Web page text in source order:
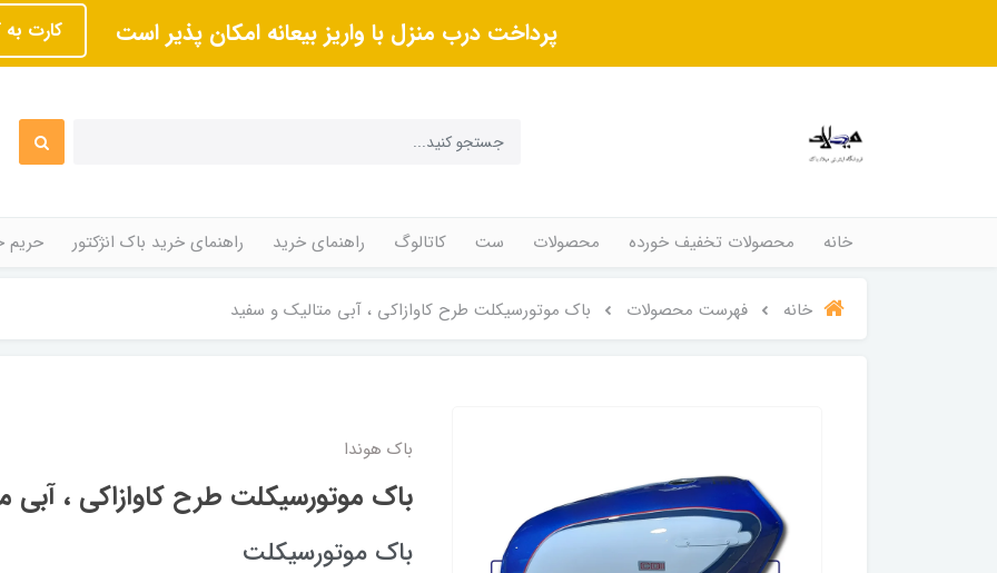
پرداخت درب منزل با واریز بیعانه امکان پذیر است کارت به
خانه محصولات تخفیف خورده محصولات ست کاتالوگ راهنمای خرید راهنمای خرید باک انژکتور
خانه فهرست محصولات باک موتورسیکلت طرح کاوازاکی ، آبی متالیک و سفید
باک هوندا
باک موتورسیکلت طرح کاوازاکی ، آبی
باک موتورسیکلت